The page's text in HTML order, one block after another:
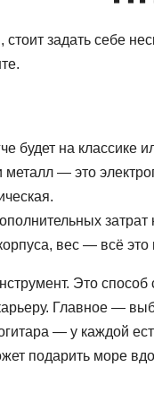
стоит задать себе
будет на классике
— это
затрат
вес — всё это
Это
Главное —
— у каждой
подарить море